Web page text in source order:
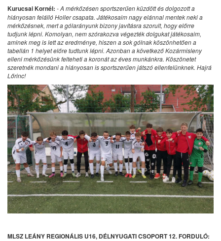
Kurucsai Kornél: - A mérkőzésen sportszerűen küzdött és dolgozott a
hiányosan felálló Holler csapata. Játékosaim nagy elánnal mentek neki a
mérkőzésnek, mert a gólarányunk bizony javításra szorult, hogy előrre
tudjunk lépni. Komolyan, nem szórakozva végezték dolgukat játékosaim,
aminek meg is lett az eredménye, hiszen a sok gólnak köszönhetően a
tabellán 1 helyet előre tudtunk lépni. Azonban a következő Kozármisleny
elleni mérkőzésünk felteheti a koronát az éves munkánkra. Köszönetet
szeretnék mondani a hiányosan is sportszerűen játszó ellenfelünknek. Hajrá
Lőrinc!
MLSZ LEÁNY REGIONÁLIS U16, DÉLNYUGATI CSOPORT 12. FORDULÓ: